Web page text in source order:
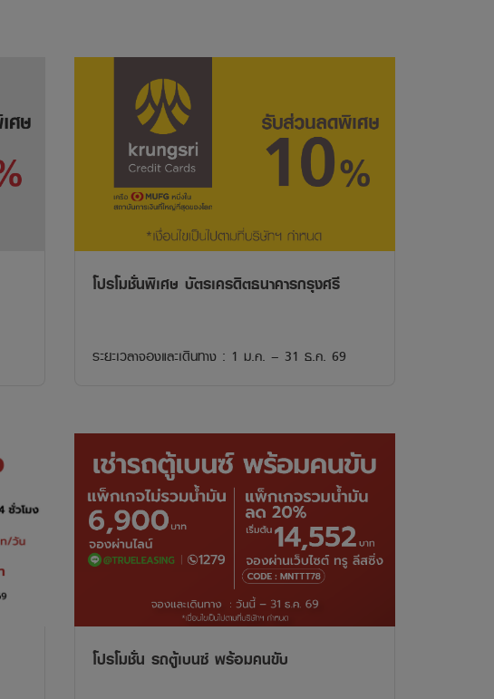
โปรโมชั่นพิเศษ บัตรเครดิตธนาคารกรุงศรี
ระยะเวลาจองและเดินทาง : 1 ม.ค. – 31 ธ.ค. 69
โปรโมชั่น รถตู้เบนซ์ พร้อมคนขับ